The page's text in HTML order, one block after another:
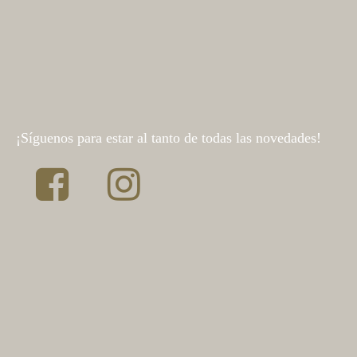
¡Síguenos para estar al tanto de todas las novedades!